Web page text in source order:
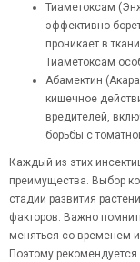
Тиаметоксам
эффективно
проникает в
Тиаметоксам
Абамектин
кишечное
вредителей,
борьбы с
Каждый из этих
преимущества. Выбор
стадии развития
факторов. Важно
меняться со временем
Поэтому